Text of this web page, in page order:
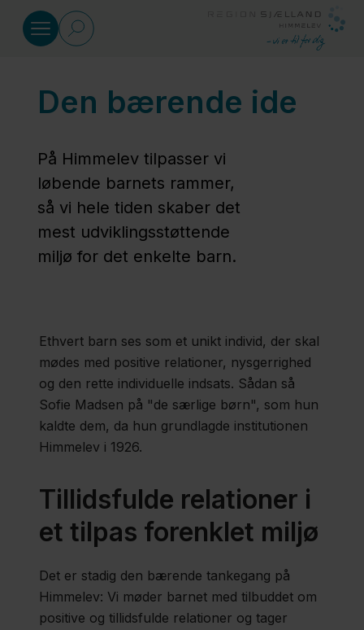
Himmelevmodellen
Den
bærende
ide
Autismeforståelse
teorier
Faglige
metoder
Litteraturliste
Den bærende ide
På Himmelev tilpasser vi
løbende barnets rammer,
så vi hele tiden skaber det
mest udviklingsstøttende
miljø for det enkelte barn.
Ethvert barn ses som et unikt individ, der skal
mødes med positive relationer, nysgerrighed
og den rette individuelle indsats. Sådan så
Sofie Madsen på "de særlige børn", som hun
kaldte dem, da hun grundlagde institutionen
Himmelev i 1926.
Tillidsfulde relationer i
et tilpas forenklet miljø
Det er stadig den bærende tankegang på
Himmelev: Vi møder barnet med tilbuddet om
positive og tillidsfulde relationer og tager